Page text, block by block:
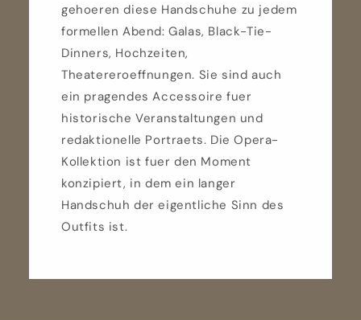
gehoeren diese Handschuhe zu jedem
formellen Abend: Galas, Black-Tie-
Dinners, Hochzeiten,
Theatereroeffnungen. Sie sind auch
ein pragendes Accessoire fuer
historische Veranstaltungen und
redaktionelle Portraets. Die Opera-
Kollektion ist fuer den Moment
konzipiert, in dem ein langer
Handschuh der eigentliche Sinn des
Outfits ist.